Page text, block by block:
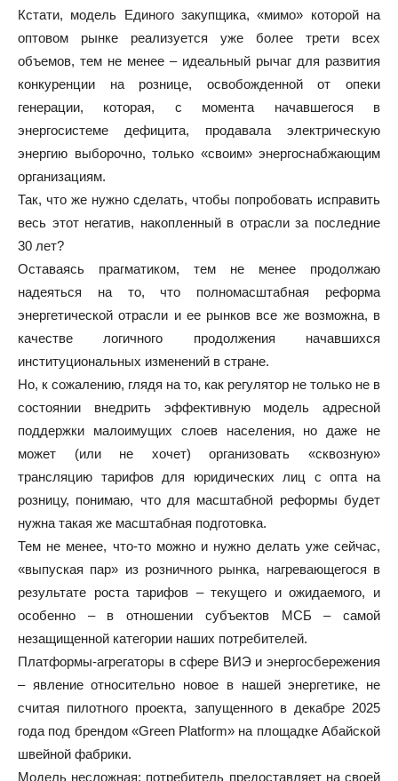
Кстати, модель Единого закупщика, «мимо» которой на
оптовом рынке реализуется уже более трети всех
объемов, тем не менее – идеальный рычаг для развития
конкуренции на рознице, освобожденной от опеки
генерации, которая, с момента начавшегося в
энергосистеме дефицита, продавала электрическую
энергию выборочно, только «своим» энергоснабжающим
организациям.
Так, что же нужно сделать, чтобы попробовать исправить
весь этот негатив, накопленный в отрасли за последние
30 лет?
Оставаясь прагматиком, тем не менее продолжаю
надеяться на то, что полномасштабная реформа
энергетической отрасли и ее рынков все же возможна, в
качестве логичного продолжения начавшихся
институциональных изменений в стране.
Но, к сожалению, глядя на то, как регулятор не только не в
состоянии внедрить эффективную модель адресной
поддержки малоимущих слоев населения, но даже не
может (или не хочет) организовать «сквозную»
трансляцию тарифов для юридических лиц с опта на
розницу, понимаю, что для масштабной реформы будет
нужна такая же масштабная подготовка.
Тем не менее, что-то можно и нужно делать уже сейчас,
«выпуская пар» из розничного рынка, нагревающегося в
результате роста тарифов – текущего и ожидаемого, и
особенно – в отношении субъектов МСБ – самой
незащищенной категории наших потребителей.
Платформы-агрегаторы в сфере ВИЭ и энергосбережения
– явление относительно новое в нашей энергетике, не
считая пилотного проекта, запущенного в декабре 2025
года под брендом «Green Platform» на площадке Абайской
швейной фабрики.
Модель несложная: потребитель предоставляет на своей